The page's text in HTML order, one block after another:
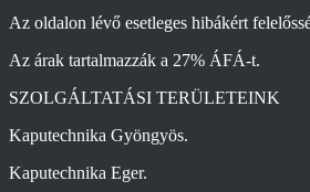
Az oldalon lévő esetleges hibákért
Az árak tartalmazzák a 27% ÁFÁ-t.
SZOLGÁLTATÁSI TERÜLETEINK
Kaputechnika Gyöngyös.
Kaputechnika Eger.